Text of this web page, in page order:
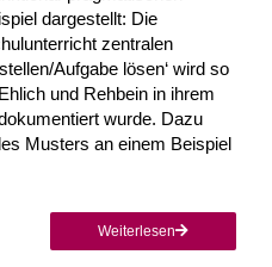
dargestellt: Die
zentralen
Aufgabe lösen‘ wird so
und Rehbein in ihrem
wurde. Dazu
Musters an einem Beispiel
Weiterlesen